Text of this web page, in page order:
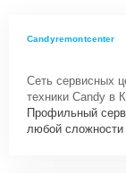
Candyremontcenter
Сеть сервисных
техники Candy в
Профильный
любой сложности